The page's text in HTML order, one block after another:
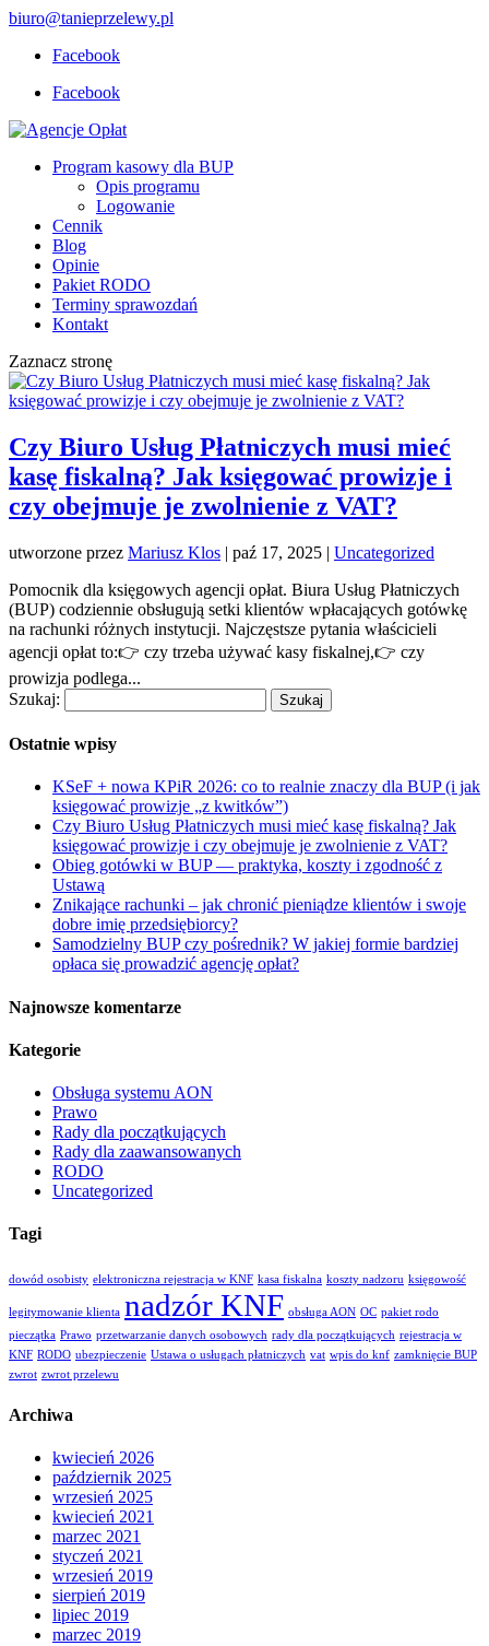
biuro@tanieprzelewy.pl
Facebook
Facebook
Program kasowy dla BUP
Opis programu
Logowanie
Cennik
Blog
Opinie
Pakiet RODO
Terminy sprawozdań
Kontakt
Zaznacz stronę
Czy Biuro Usług Płatniczych musi mieć
kasę fiskalną? Jak księgować prowizje i
czy obejmuje je zwolnienie z VAT?
utworzone przez Mariusz Klos | paź 17, 2025 | Uncategorized
Pomocnik dla księgowych agencji opłat. Biura Usług Płatniczych
(BUP) codziennie obsługują setki klientów wpłacających gotówkę
na rachunki różnych instytucji. Najczęstsze pytania właścicieli
agencji opłat to:👉 czy trzeba używać kasy fiskalnej,👉 czy
prowizja podlega...
Szukaj:
Ostatnie wpisy
KSeF + nowa KPiR 2026: co to realnie znaczy dla BUP (i jak
księgować prowizje „z kwitków”)
Czy Biuro Usług Płatniczych musi mieć kasę fiskalną? Jak
księgować prowizje i czy obejmuje je zwolnienie z VAT?
Obieg gotówki w BUP — praktyka, koszty i zgodność z
Ustawą
Znikające rachunki – jak chronić pieniądze klientów i swoje
dobre imię przedsiębiorcy?
Samodzielny BUP czy pośrednik? W jakiej formie bardziej
opłaca się prowadzić agencję opłat?
Najnowsze komentarze
Kategorie
Obsługa systemu AON
Prawo
Rady dla początkujących
Rady dla zaawansowanych
RODO
Uncategorized
Tagi
dowód osobisty elektroniczna rejestracja w KNF kasa fiskalna koszty nadzoru księgowość
legitymowanie klienta nadzór KNF obsługa AON OC pakiet rodo
pieczątka Prawo przetwarzanie danych osobowych rady dla początkujących rejestracja w
KNF RODO ubezpieczenie Ustawa o usługach płatniczych vat wpis do knf zamknięcie BUP
zwrot zwrot przelewu
Archiwa
kwiecień 2026
październik 2025
wrzesień 2025
kwiecień 2021
marzec 2021
styczeń 2021
wrzesień 2019
sierpień 2019
lipiec 2019
marzec 2019